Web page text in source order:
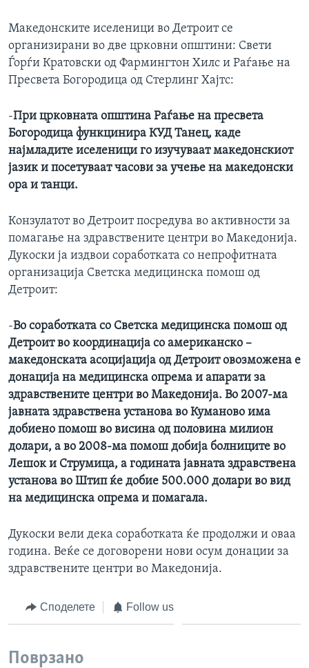
Македонските иселеници во Детроит се
организирани во две црковни општини: Свети
Ѓорѓи Кратовски од Фармингтон Хилс и Раѓање на
Пресвета Богородица од Стерлинг Хајтс:
-При црковната општина Раѓање на пресвета
Богородица функцинира КУД Танец, каде
најмладите иселеници го изучуваат македонскиот
јазик и посетуваат часови за учење на македонски
ора и танци.
Конзулатот во Детроит посредува во активности за
помагање на здравствените центри во Македонија.
Дукоски ја издвои соработката со непрофитната
организација Светска медицинска помош од
Детроит:
-Во соработката со Светска медицинска помош од
Детроит во координација со американско –
македонската асоцијација од Детроит овозможена е
донација на медицинска опрема и апарати за
здравствените центри во Македонија. Во 2007-ма
јавната здравствена установа во Куманово има
добиено помош во висина од половина милион
долари, а во 2008-ма помош добија болниците во
Лешок и Струмица, а годината јавната здравствена
установа во Штип ќе добие 500.000 долари во вид
на медицинска опрема и помагала.
Дукоски вели дека соработката ќе продолжи и оваа
година. Веќе се договорени нови осум донации за
здравствените центри во Македонија.
Споделете Follow us
Поврзано